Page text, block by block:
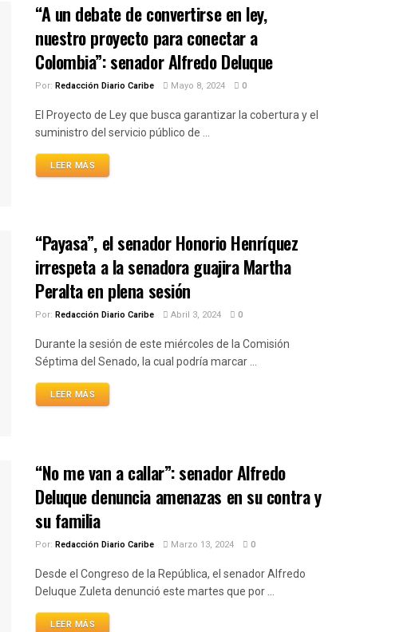
“A un debate de convertirse en ley,
nuestro proyecto para conectar a
Colombia”: senador Alfredo Deluque
Por: Redacción Diario Caribe Mayo 8, 2024 0
El Proyecto de Ley que busca garantizar la cobertura y el
suministro del servicio público de ...
LEER MÁS
“Payasa”, el senador Honorio Henríquez
irrespeta a la senadora guajira Martha
Peralta en plena sesión
Por: Redacción Diario Caribe Abril 3, 2024 0
Durante la sesión de este miércoles de la Comisión
Séptima del Senado, la cual podría marcar ...
LEER MÁS
“No me van a callar”: senador Alfredo
Deluque denuncia amenazas en su contra y
su familia
Por: Redacción Diario Caribe Marzo 13, 2024 0
Desde el Congreso de la República, el senador Alfredo
Deluque Zuleta denunció este martes que por ...
LEER MÁS